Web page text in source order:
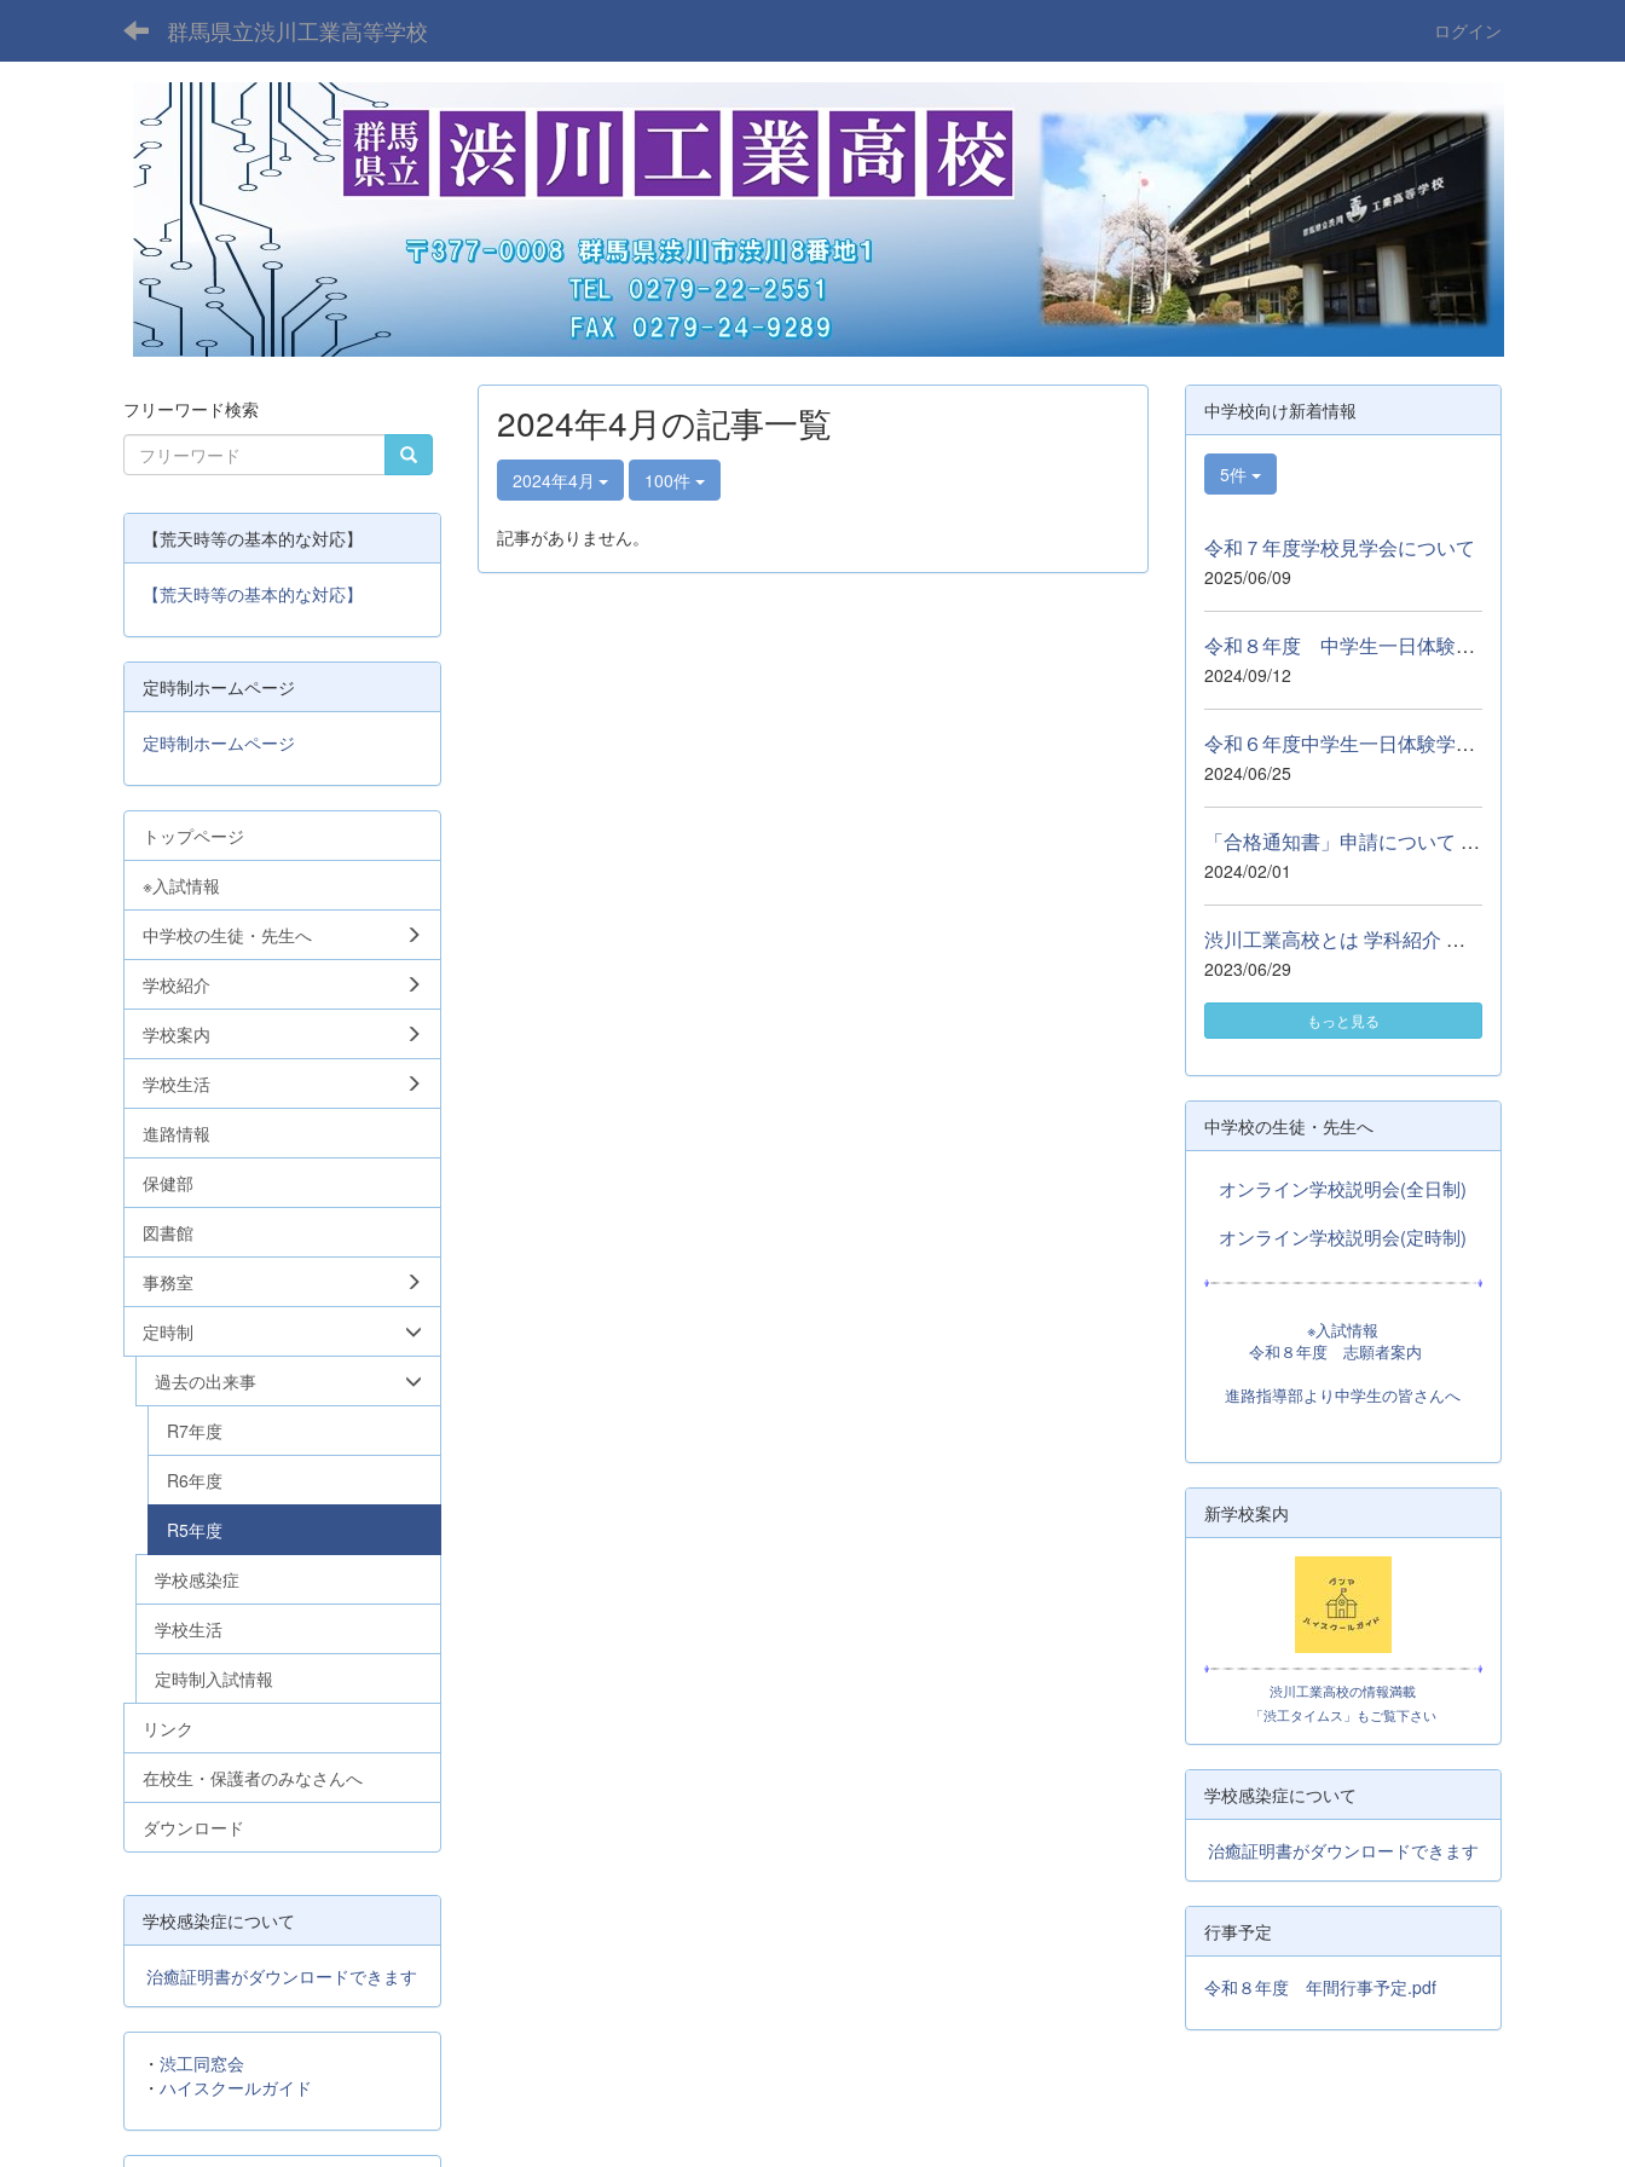
群馬県立渋川工業高等学校 ログイン
2024年4月の記事一覧
2024年4月 100件
記事がありません。
フリーワード検索
【荒天時等の基本的な対応】
【荒天時等の基本的な対応】
定時制ホームページ
定時制ホームページ
トップページ
※入試情報
中学校の生徒・先生へ
学校紹介
学校案内
学校生活
進路情報
保健部
図書館
事務室
定時制
過去の出来事
R7年度
R6年度
R5年度
学校感染症
学校生活
定時制入試情報
リンク
在校生・保護者のみなさんへ
ダウンロード
学校感染症について
治癒証明書がダウンロードできます
・ 渋工同窓会
・ ハイスクールガイド
中学校向け新着情報
5件
令和７年度学校見学会について
2025/06/09
令和８年度 中学生一日体験学習参加申込について ９月５日（土...
2024/09/12
令和６年度中学生一日体験学習について
2024/06/25
「合格通知書」申請について 自治体等の進学に係る奨学資金の申請...
2024/02/01
渋川工業高校とは 学科紹介 部活動紹介 施設紹介 学校行事 Q&amp;...
2023/06/29
もっと見る
中学校の生徒・先生へ
オンライン学校説明会(全日制)
オンライン学校説明会(定時制)
※入試情報
令和８年度 志願者案内
進路指導部より中学生の皆さんへ
新学校案内
渋川工業高校の情報満載
「渋工タイムス」もご覧下さい
学校感染症について
治癒証明書がダウンロードできます
行事予定
令和８年度 年間行事予定.pdf